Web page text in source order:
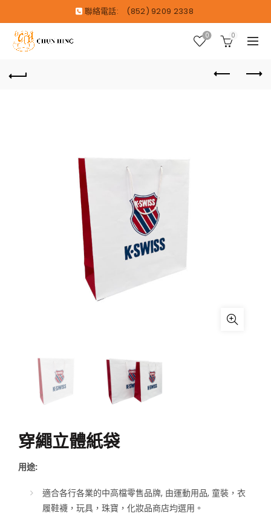
聯絡電話: (852) 9209 2338
0 0
穿繩立體紙袋
用途:
適合各行各業的中高檔零售品牌, 由運動用品, 童裝，衣
履鞋襪，玩具，珠寶，化妝品商店均選用。